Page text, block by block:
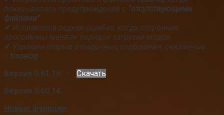
показывалось предупреждение с “отсутствующими
файлами”
✔ Исправлена редкая ошибка, когда сторонние
программы меняли порядок загрузки модов
✔ Удалены старые отладочные сообщения, связанные
с tracelog
Версия 0.61.16: — Скачать
Версия 0.60.14:
Новые функции: